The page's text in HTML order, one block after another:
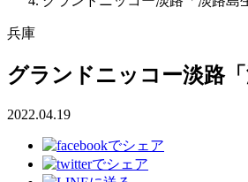
兵庫
グランドニッコー淡路
2022.04.19